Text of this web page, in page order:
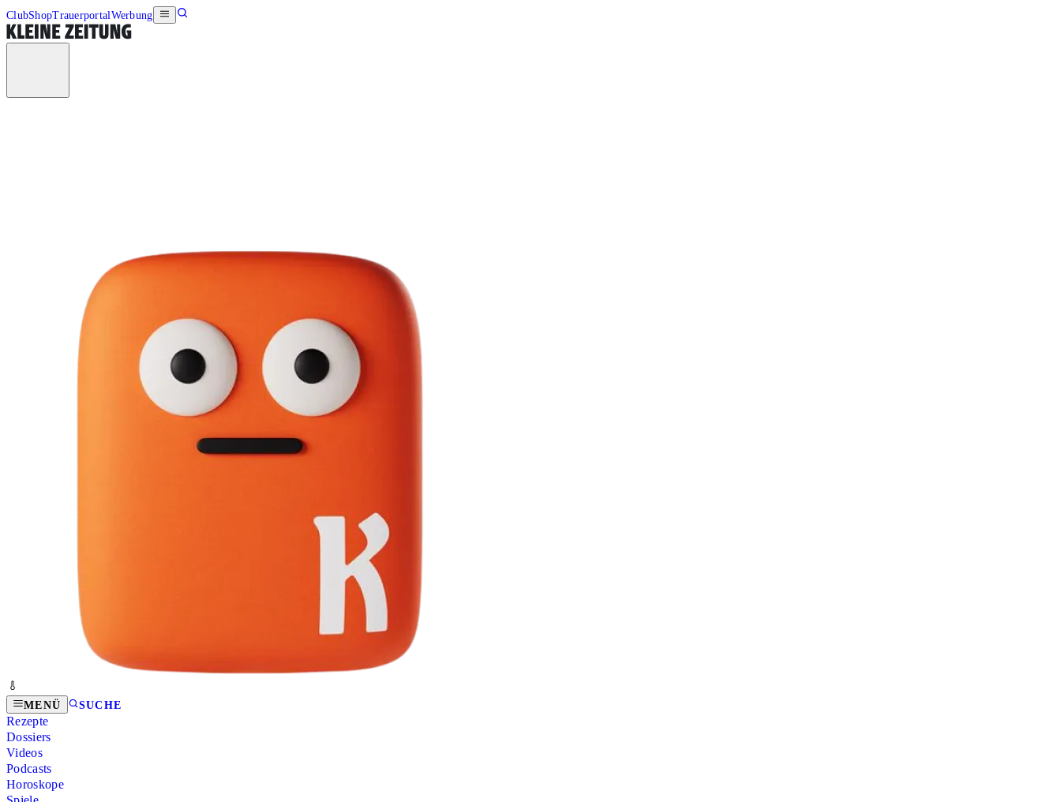
ClubShopTrauerportalWerbung
MENÜ SUCHE
Rezepte
Dossiers
Videos
Podcasts
Horoskope